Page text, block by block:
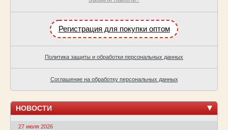
Регистрация для покупки оптом
Политика защиты и обработки персональных данных
Соглашение на обработку персональных данных
НОВОСТИ
27 июля 2026